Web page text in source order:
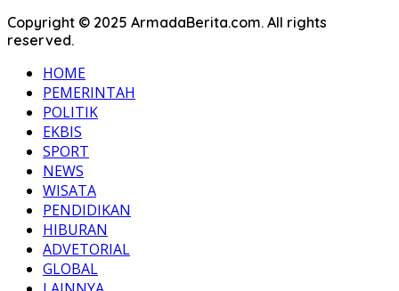
Copyright © 2025 ArmadaBerita.com. All rights
reserved.
HOME
PEMERINTAH
POLITIK
EKBIS
SPORT
NEWS
WISATA
PENDIDIKAN
HIBURAN
ADVETORIAL
GLOBAL